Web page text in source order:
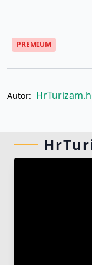
PREMIUM
Autor: